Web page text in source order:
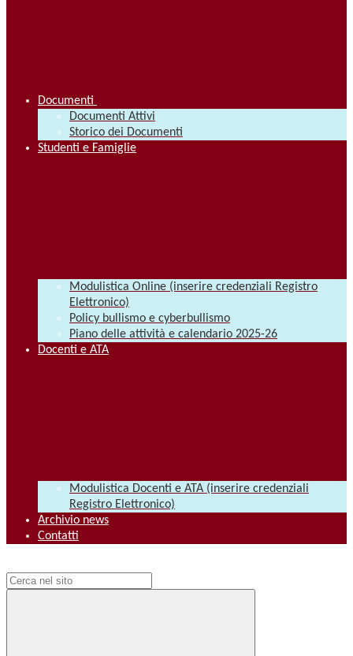
Documenti
Documenti Attivi
Storico dei Documenti
Studenti e Famiglie
Modulistica Online (inserire credenziali Registro
Elettronico)
Policy bullismo e cyberbullismo
Piano delle attività e calendario 2025-26
Docenti e ATA
Modulistica Docenti e ATA (inserire credenziali
Registro Elettronico)
Archivio news
Contatti